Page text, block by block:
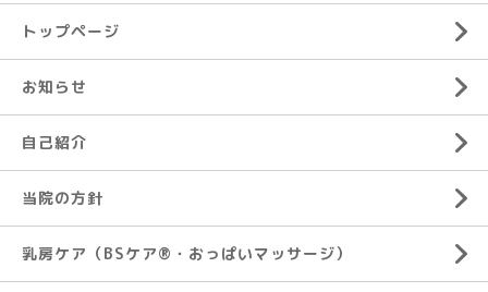
トップページ
お知らせ
自己紹介
当院の方針
乳房ケア（BSケア®︎・おっぱいマッサージ）